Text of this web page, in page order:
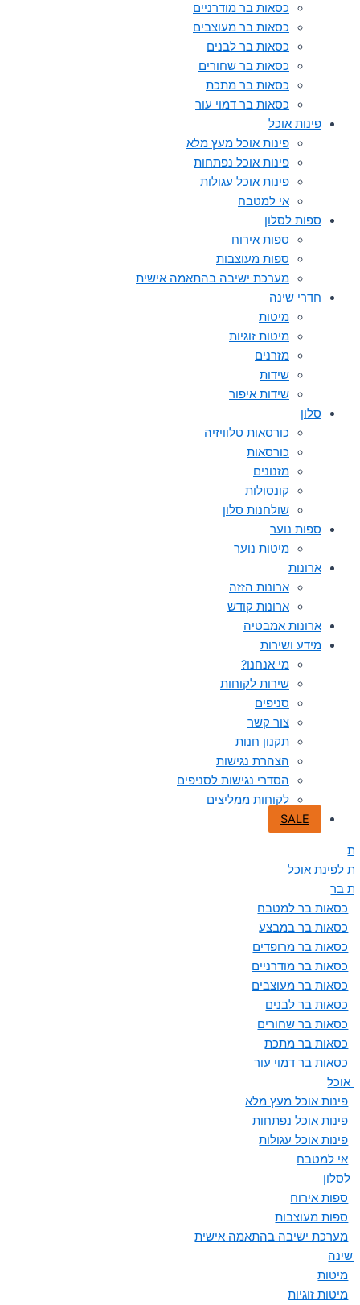
כסאות בר מודרניים
כסאות בר מעוצבים
כסאות בר לבנים
כסאות בר שחורים
כסאות בר מתכת
כסאות בר דמוי עור
פינות אוכל
פינות אוכל מעץ מלא
פינות אוכל נפתחות
פינות אוכל עגולות
אי למטבח
ספות לסלון
ספות אירוח
ספות מעוצבות
מערכת ישיבה בהתאמה אישית
חדרי שינה
מיטות
מיטות זוגיות
מזרנים
שידות
שידות איפור
סלון
כורסאות טלוויזיה
כורסאות
מזנונים
קונסולות
שולחנות סלון
ספות נוער
מיטות נוער
ארונות
ארונות הזזה
ארונות קודש
ארונות אמבטיה
מידע ושירות
מי אנחנו?
שירות לקוחות
סניפים
צור קשר
תקנון חנות
הצהרת נגישות
הסדרי נגישות לסניפים
לקוחות ממליצים
SALE
לפינת אוכל
בר
כסאות בר למטבח
כסאות בר במבצע
כסאות בר מרופדים
כסאות בר מודרניים
כסאות בר מעוצבים
כסאות בר לבנים
כסאות בר שחורים
כסאות בר מתכת
כסאות בר דמוי עור
אוכל
פינות אוכל מעץ מלא
פינות אוכל נפתחות
פינות אוכל עגולות
אי למטבח
לסלון
ספות אירוח
ספות מעוצבות
מערכת ישיבה בהתאמה אישית
שינה
מיטות
מיטות זוגיות